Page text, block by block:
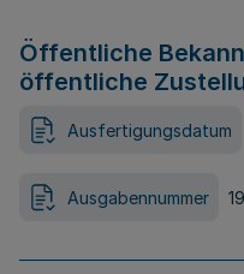
Öffentliche
öffentliche
Ausfertigungsdatum
Ausgabennummer